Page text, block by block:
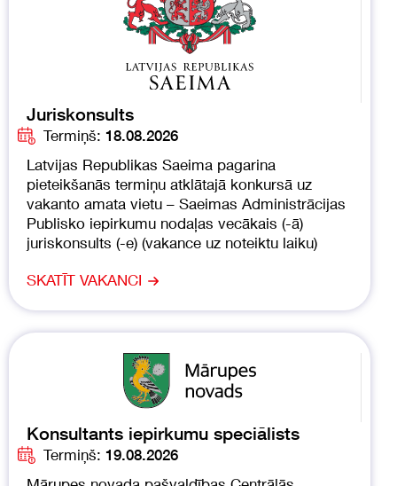
Juriskonsults
Termiņš: 18.08.2026
Latvijas Republikas Saeima pagarina
pieteikšanās termiņu atklātajā konkursā uz
vakanto amata vietu – Saeimas Administrācijas
Publisko iepirkumu nodaļas vecākais (-ā)
juriskonsults (-e) (vakance uz noteiktu laiku)
SKATĪT VAKANCI
Konsultants iepirkumu speciālists
Termiņš: 19.08.2026